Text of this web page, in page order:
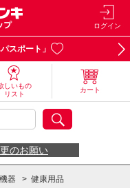
ログイン
スポート」
しいもの
リスト
カート
のお願い
器 > 健康用品